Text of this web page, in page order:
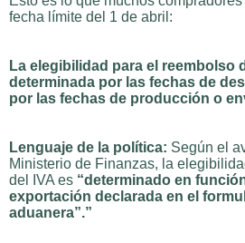
fecha límite del 1 de abril:
La elegibilidad para el reembolso
determinada por las fechas de
por las fechas de producción o
Lenguaje de la política: Según el
Ministerio de Finanzas, la
del IVA es “determinado en
exportación declarada en el
aduanera”.”